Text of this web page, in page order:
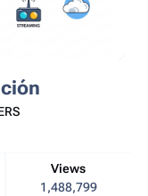
Views
1,488,799